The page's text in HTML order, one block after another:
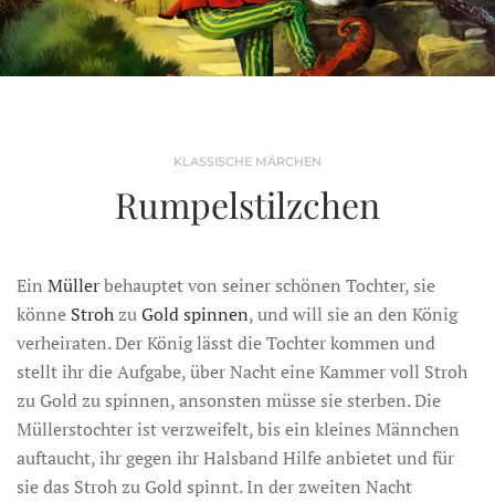
KLASSISCHE MÄRCHEN
Rumpelstilzchen
Ein Müllerbehauptet von seiner schönen Tochter, sie
könne StrohzuGoldspinnen, und will sie an den König
verheiraten. Der König lässt die Tochter kommen und
stellt ihr die Aufgabe, über Nacht eine Kammer voll Stroh
zu Gold zu spinnen, ansonsten müsse sie sterben. Die
Müllerstochter ist verzweifelt, bis ein kleines Männchen
auftaucht, ihr gegen ihr Halsband Hilfe anbietet und für
sie das Stroh zu Gold spinnt. In der zweiten Nacht